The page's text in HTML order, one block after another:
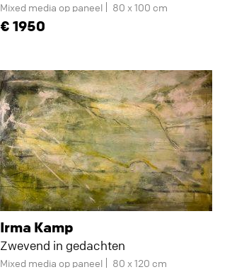
Mixed media op paneel 80 x 100 cm
1950
Irma Kamp
Zwevend in gedachten
Mixed media op paneel 80 x 120 cm